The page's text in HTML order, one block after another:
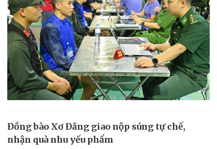
Đồng bào Xơ Đăng giao nộp súng tự chế,
nhận quà nhu yếu phẩm